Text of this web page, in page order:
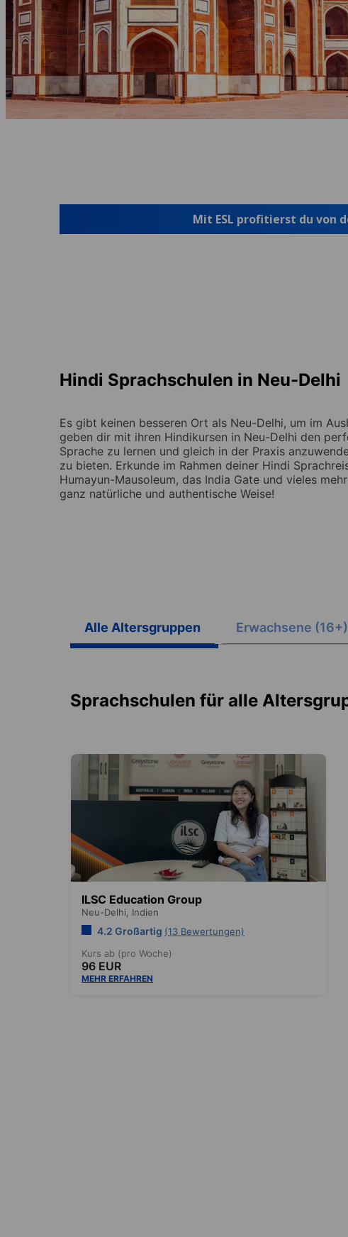
Mit ESL profitierst du von
Hindi Sprachschulen in Neu-Delhi
Es gibt keinen besseren Ort als Neu-Delhi, um im
geben dir mit ihren Hindikursen in Neu-Delhi den
Sprache zu lernen und gleich in der Praxis
zu bieten. Erkunde im Rahmen deiner Hindi
Humayun-Mausoleum, das India Gate und vieles
ganz natürliche und authentische Weise!
Alle Altersgruppen Erwachsene (16+)
Sprachschulen für alle
ILSC Education Group
Neu-Delhi, Indien
4.2 Großartig (13 Bewertungen)
Kurs ab (pro Woche)
96 EUR
MEHR ERFAHREN